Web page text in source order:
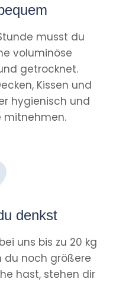
musst du
voluminöse
getrocknet.
Kissen und
hygienisch und
mitnehmen.
denkst
uns bis zu 20 kg
du noch größere
hast, stehen dir